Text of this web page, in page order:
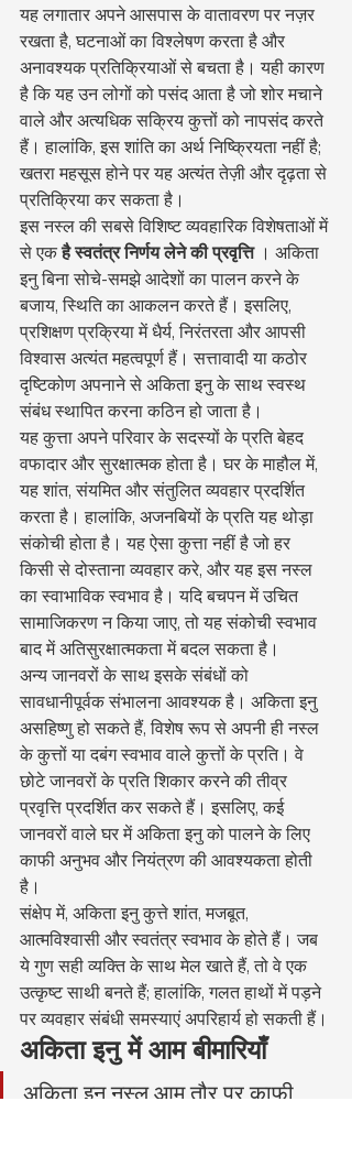
यह लगातार अपने आसपास के वातावरण पर नज़र
रखता है, घटनाओं का विश्लेषण करता है और
अनावश्यक प्रतिक्रियाओं से बचता है। यही कारण
है कि यह उन लोगों को पसंद आता है जो शोर मचाने
वाले और अत्यधिक सक्रिय कुत्तों को नापसंद करते
हैं। हालांकि, इस शांति का अर्थ निष्क्रियता नहीं है;
खतरा महसूस होने पर यह अत्यंत तेज़ी और दृढ़ता से
प्रतिक्रिया कर सकता है।
इस नस्ल की सबसे विशिष्ट व्यवहारिक विशेषताओं में
से एक है स्वतंत्र निर्णय लेने की प्रवृत्ति । अकिता
इनु बिना सोचे-समझे आदेशों का पालन करने के
बजाय, स्थिति का आकलन करते हैं। इसलिए,
प्रशिक्षण प्रक्रिया में धैर्य, निरंतरता और आपसी
विश्वास अत्यंत महत्वपूर्ण हैं। सत्तावादी या कठोर
दृष्टिकोण अपनाने से अकिता इनु के साथ स्वस्थ
संबंध स्थापित करना कठिन हो जाता है।
यह कुत्ता अपने परिवार के सदस्यों के प्रति बेहद
वफादार और सुरक्षात्मक होता है। घर के माहौल में,
यह शांत, संयमित और संतुलित व्यवहार प्रदर्शित
करता है। हालांकि, अजनबियों के प्रति यह थोड़ा
संकोची होता है। यह ऐसा कुत्ता नहीं है जो हर
किसी से दोस्ताना व्यवहार करे, और यह इस नस्ल
का स्वाभाविक स्वभाव है। यदि बचपन में उचित
सामाजिकरण न किया जाए, तो यह संकोची स्वभाव
बाद में अतिसुरक्षात्मकता में बदल सकता है।
अन्य जानवरों के साथ इसके संबंधों को
सावधानीपूर्वक संभालना आवश्यक है। अकिता इनु
असहिष्णु हो सकते हैं, विशेष रूप से अपनी ही नस्ल
के कुत्तों या दबंग स्वभाव वाले कुत्तों के प्रति। वे
छोटे जानवरों के प्रति शिकार करने की तीव्र
प्रवृत्ति प्रदर्शित कर सकते हैं। इसलिए, कई
जानवरों वाले घर में अकिता इनु को पालने के लिए
काफी अनुभव और नियंत्रण की आवश्यकता होती
है।
संक्षेप में, अकिता इनु कुत्ते शांत, मजबूत,
आत्मविश्वासी और स्वतंत्र स्वभाव के होते हैं। जब
ये गुण सही व्यक्ति के साथ मेल खाते हैं, तो वे एक
उत्कृष्ट साथी बनते हैं; हालांकि, गलत हाथों में पड़ने
पर व्यवहार संबंधी समस्याएं अपरिहार्य हो सकती हैं।
अकिता इनु में आम बीमारियाँ
अकिता इनु नस्ल आम तौर पर काफी